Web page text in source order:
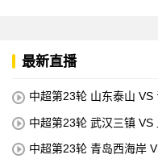
最新直播
中超第23轮 山东泰山 VS
中超第23轮 武汉三镇 VS
中超第23轮 青岛西海岸